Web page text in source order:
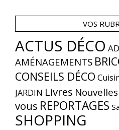
VOS
ACTUS DÉCO
AMÉNAGEMENTS
CONSEILS DÉCO
JARDIN Livres
vous REPORTAGES
SHOPPING